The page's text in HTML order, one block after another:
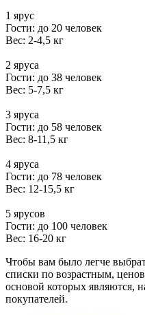
1 ярус
Гости: до 20 человек
Вес: 2-4,5 кг
2 яруса
Гости: до 38 человек
Вес: 5-7,5 кг
3 яруса
Гости: до 58 человек
Вес: 8-11,5 кг
4 яруса
Гости: до 78 человек
Вес: 12-15,5 кг
5 ярусов
Гости: до 100 человек
Вес: 16-20 кг
Чтобы вам было легче
списки по возрастным,
основой которых
покупателей.